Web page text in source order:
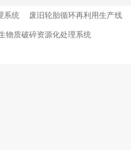
系统 废旧轮胎循环再利用生产线
物质破碎资源化处理系统